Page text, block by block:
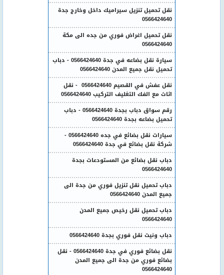
نقل تحميل تنزيل سيراميك داخل وخارج جدة
0566424640
نقل تحميل اغراض فوري من جده الى مكة
0566424640
سيارة نقل بضاعه في جدة 0566424640 - دباب
تحميل نقل جميع المدن 0566424640
نقل عفش في القصيم 0566424640 - نقل
اثاث مع الفك التغليف التركيب 0566424640
رقم سواق دباب بجدة 0566424640 - دباب
تحميل بضاعه بجدة 0566424640
سيارات نقل بضائع في جده 0566424640 -
شركة نقل بضائع في جدة 0566424640
دباب نقل بضائع من المستودعات بجدة
0566424640
دباب تحميل نقل تنزيل فوري من جدة الى
جميع المدن 0566424640
دباب تحميل نقل رخيص جميع المدن
0566424640
دباب ونيت نقل فوري بجدة 0566424640
نقل بضائع فوري في جدة 0566424640 - نقل
بضائع فوري من جدة الى جميع المدن
0566424640